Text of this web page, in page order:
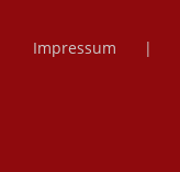
Impressum